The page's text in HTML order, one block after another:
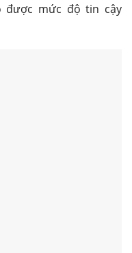
được mức độ tin cậy